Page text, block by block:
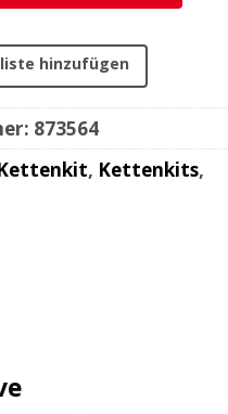
hinzufügen
873564
, Kettenkits,